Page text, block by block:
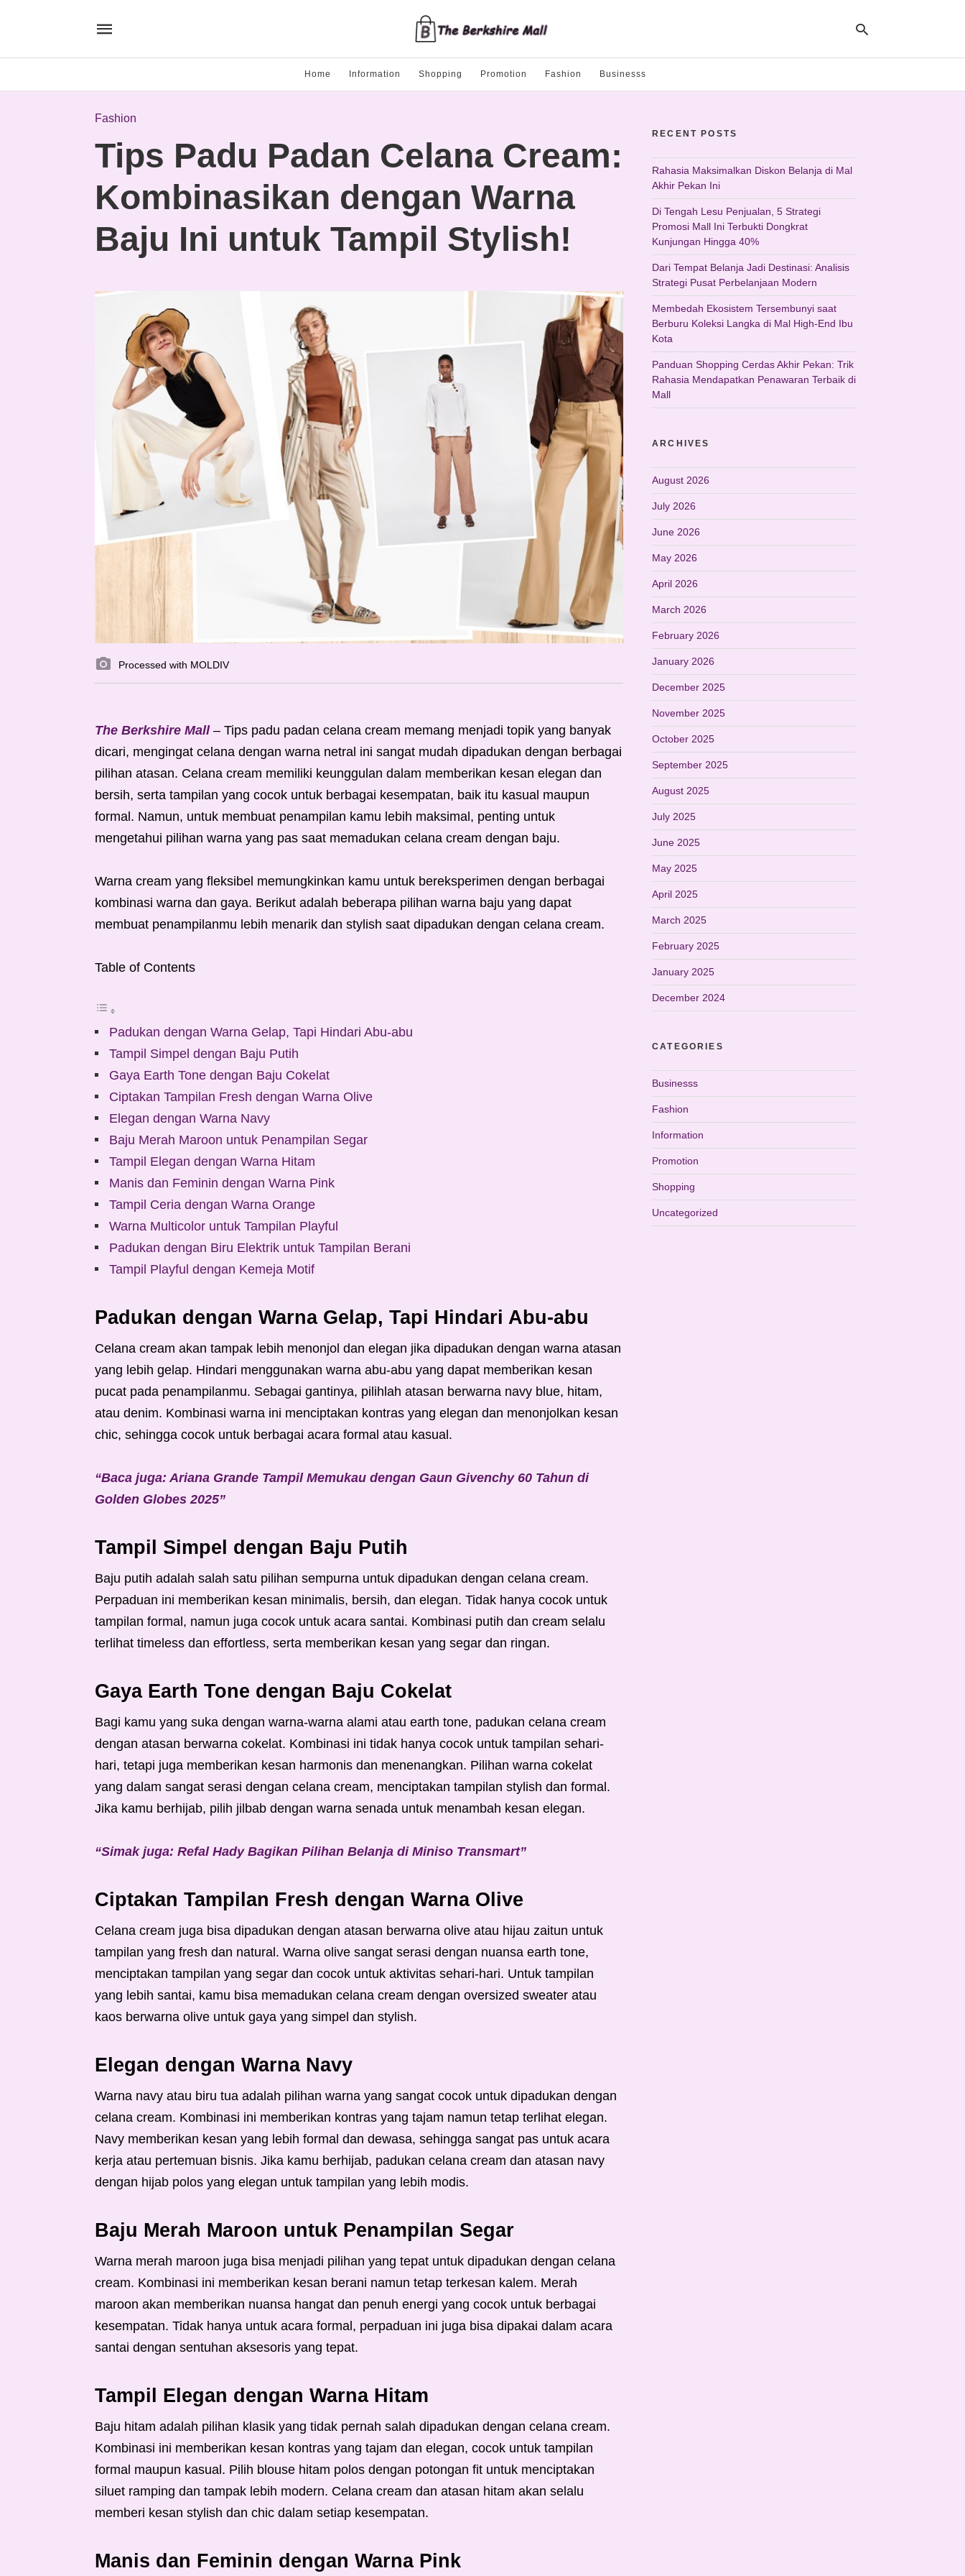
Home Information Shopping Promotion Fashion Businesss
Fashion
Tips Padu Padan Celana Cream:
Kombinasikan dengan Warna
Baju Ini untuk Tampil Stylish!
Processed with MOLDIV
The Berkshire Mall– Tips padu padan celana cream memang menjadi topik yang banyak
dicari, mengingat celana dengan warna netral ini sangat mudah dipadukan dengan berbagai
pilihan atasan. Celana cream memiliki keunggulan dalam memberikan kesan elegan dan
bersih, serta tampilan yang cocok untuk berbagai kesempatan, baik itu kasual maupun
formal. Namun, untuk membuat penampilan kamu lebih maksimal, penting untuk
mengetahui pilihan warna yang pas saat memadukan celana cream dengan baju.
Warna cream yang fleksibel memungkinkan kamu untuk bereksperimen dengan berbagai
kombinasi warna dan gaya. Berikut adalah beberapa pilihan warna baju yang dapat
membuat penampilanmu lebih menarik dan stylish saat dipadukan dengan celana cream.
Table of Contents
Padukan dengan Warna Gelap, Tapi Hindari Abu-abu
Tampil Simpel dengan Baju Putih
Gaya Earth Tone dengan Baju Cokelat
Ciptakan Tampilan Fresh dengan Warna Olive
Elegan dengan Warna Navy
Baju Merah Maroon untuk Penampilan Segar
Tampil Elegan dengan Warna Hitam
Manis dan Feminin dengan Warna Pink
Tampil Ceria dengan Warna Orange
Warna Multicolor untuk Tampilan Playful
Padukan dengan Biru Elektrik untuk Tampilan Berani
Tampil Playful dengan Kemeja Motif
Padukan dengan Warna Gelap, Tapi Hindari Abu-abu
Celana cream akan tampak lebih menonjol dan elegan jika dipadukan dengan warna atasan
yang lebih gelap. Hindari menggunakan warna abu-abu yang dapat memberikan kesan
pucat pada penampilanmu. Sebagai gantinya, pilihlah atasan berwarna navy blue, hitam,
atau denim. Kombinasi warna ini menciptakan kontras yang elegan dan menonjolkan kesan
chic, sehingga cocok untuk berbagai acara formal atau kasual.
“Baca juga: Ariana Grande Tampil Memukau dengan Gaun Givenchy 60 Tahun di
Golden Globes 2025”
Tampil Simpel dengan Baju Putih
Baju putih adalah salah satu pilihan sempurna untuk dipadukan dengan celana cream.
Perpaduan ini memberikan kesan minimalis, bersih, dan elegan. Tidak hanya cocok untuk
tampilan formal, namun juga cocok untuk acara santai. Kombinasi putih dan cream selalu
terlihat timeless dan effortless, serta memberikan kesan yang segar dan ringan.
Gaya Earth Tone dengan Baju Cokelat
Bagi kamu yang suka dengan warna-warna alami atau earth tone, padukan celana cream
dengan atasan berwarna cokelat. Kombinasi ini tidak hanya cocok untuk tampilan sehari-
hari, tetapi juga memberikan kesan harmonis dan menenangkan. Pilihan warna cokelat
yang dalam sangat serasi dengan celana cream, menciptakan tampilan stylish dan formal.
Jika kamu berhijab, pilih jilbab dengan warna senada untuk menambah kesan elegan.
“Simak juga: Refal Hady Bagikan Pilihan Belanja di Miniso Transmart”
Ciptakan Tampilan Fresh dengan Warna Olive
Celana cream juga bisa dipadukan dengan atasan berwarna olive atau hijau zaitun untuk
tampilan yang fresh dan natural. Warna olive sangat serasi dengan nuansa earth tone,
menciptakan tampilan yang segar dan cocok untuk aktivitas sehari-hari. Untuk tampilan
yang lebih santai, kamu bisa memadukan celana cream dengan oversized sweater atau
kaos berwarna olive untuk gaya yang simpel dan stylish.
Elegan dengan Warna Navy
Warna navy atau biru tua adalah pilihan warna yang sangat cocok untuk dipadukan dengan
celana cream. Kombinasi ini memberikan kontras yang tajam namun tetap terlihat elegan.
Navy memberikan kesan yang lebih formal dan dewasa, sehingga sangat pas untuk acara
kerja atau pertemuan bisnis. Jika kamu berhijab, padukan celana cream dan atasan navy
dengan hijab polos yang elegan untuk tampilan yang lebih modis.
Baju Merah Maroon untuk Penampilan Segar
Warna merah maroon juga bisa menjadi pilihan yang tepat untuk dipadukan dengan celana
cream. Kombinasi ini memberikan kesan berani namun tetap terkesan kalem. Merah
maroon akan memberikan nuansa hangat dan penuh energi yang cocok untuk berbagai
kesempatan. Tidak hanya untuk acara formal, perpaduan ini juga bisa dipakai dalam acara
santai dengan sentuhan aksesoris yang tepat.
Tampil Elegan dengan Warna Hitam
Baju hitam adalah pilihan klasik yang tidak pernah salah dipadukan dengan celana cream.
Kombinasi ini memberikan kesan kontras yang tajam dan elegan, cocok untuk tampilan
formal maupun kasual. Pilih blouse hitam polos dengan potongan fit untuk menciptakan
siluet ramping dan tampak lebih modern. Celana cream dan atasan hitam akan selalu
memberi kesan stylish dan chic dalam setiap kesempatan.
Manis dan Feminin dengan Warna Pink
RECENT POSTS
Rahasia Maksimalkan Diskon Belanja di Mal
Akhir Pekan Ini
Di Tengah Lesu Penjualan, 5 Strategi
Promosi Mall Ini Terbukti Dongkrat
Kunjungan Hingga 40%
Dari Tempat Belanja Jadi Destinasi: Analisis
Strategi Pusat Perbelanjaan Modern
Membedah Ekosistem Tersembunyi saat
Berburu Koleksi Langka di Mal High-End Ibu
Kota
Panduan Shopping Cerdas Akhir Pekan: Trik
Rahasia Mendapatkan Penawaran Terbaik di
Mall
ARCHIVES
August 2026
July 2026
June 2026
May 2026
April 2026
March 2026
February 2026
January 2026
December 2025
November 2025
October 2025
September 2025
August 2025
July 2025
June 2025
May 2025
April 2025
March 2025
February 2025
January 2025
December 2024
CATEGORIES
Businesss
Fashion
Information
Promotion
Shopping
Uncategorized